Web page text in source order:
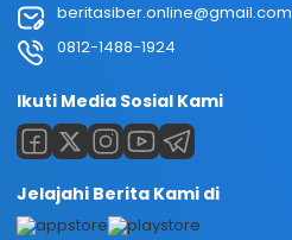
beritasiber.online@gmail.com
0812-1488-1924
Ikuti Media Sosial Kami
Jelajahi Berita Kami di